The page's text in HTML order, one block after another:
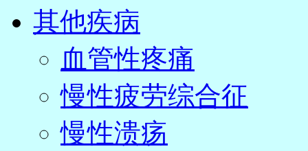
其他疾病
血管性疼痛
慢性疲劳综合征
慢性溃疡